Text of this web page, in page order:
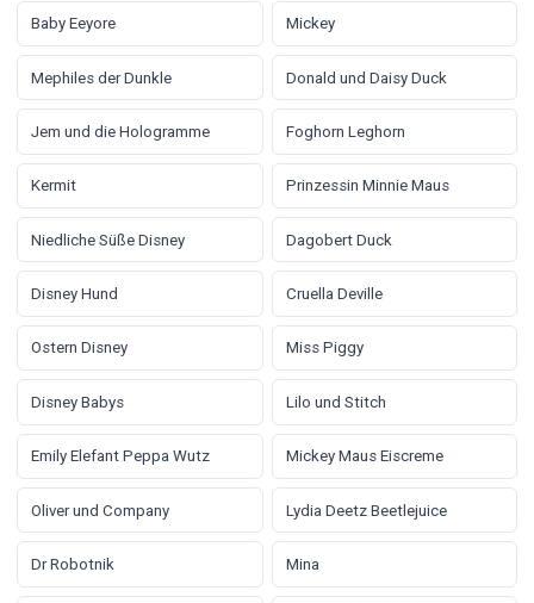
Baby Eeyore Mickey
Mephiles der Dunkle Donald und Daisy Duck
Jem und die Hologramme Foghorn Leghorn
Kermit Prinzessin Minnie Maus
Niedliche Süße Disney Dagobert Duck
Disney Hund Cruella Deville
Ostern Disney Miss Piggy
Disney Babys Lilo und Stitch
Emily Elefant Peppa Wutz Mickey Maus Eiscreme
Oliver und Company Lydia Deetz Beetlejuice
Dr Robotnik Mina